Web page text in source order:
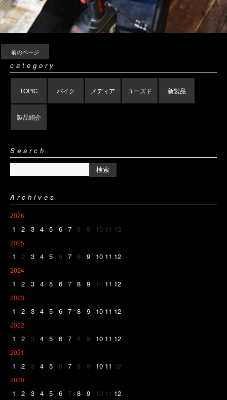
前のページ
category
TOPIC バイク メディア ユーズド 新製品
製品紹介
Search
Archives
2026
1 2 3 4 5 6 7 8 9 10 11 12
2025
1 2 3 4 5 6 7 8 9 10 11 12
2024
1 2 3 4 5 6 7 8 9 10 11 12
2023
1 2 3 4 5 6 7 8 9 10 11 12
2022
1 2 3 4 5 6 7 8 9 10 11 12
2021
1 2 3 4 5 6 7 8 9 10 11 12
2020
1 2 3 4 5 6 7 8 9 10 11 12